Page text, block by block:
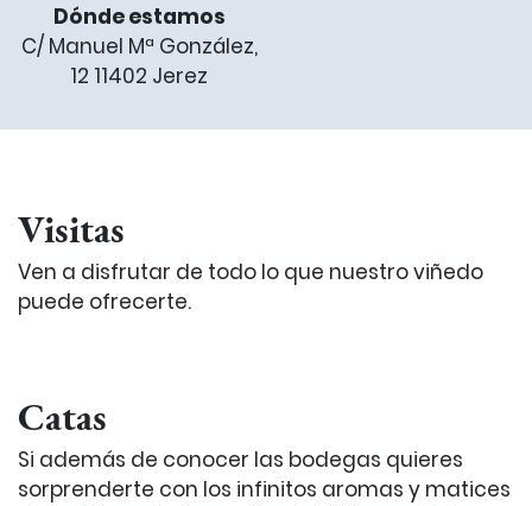
Dónde estamos
C/ Manuel Mª González,
12 11402 Jerez
Visitas
Ven a disfrutar de todo lo que nuestro viñedo
puede ofrecerte.
Catas
Si además de conocer las bodegas quieres
sorprenderte con los infinitos aromas y matices